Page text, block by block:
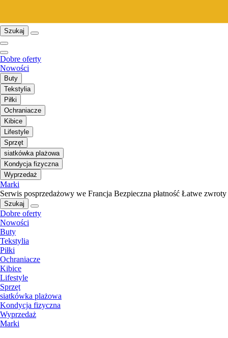
Szukaj
Dobre oferty
Nowości
Buty
Tekstylia
Piłki
Ochraniacze
Kibice
Lifestyle
Sprzęt
siatkówka plażowa
Kondycja fizyczna
Wyprzedaż
Marki
Serwis posprzedażowy we Francja Bezpieczna płatność Łatwe zwroty
Szukaj
Dobre oferty
Nowości
Buty
Tekstylia
Piłki
Ochraniacze
Kibice
Lifestyle
Sprzęt
siatkówka plażowa
Kondycja fizyczna
Wyprzedaż
Marki